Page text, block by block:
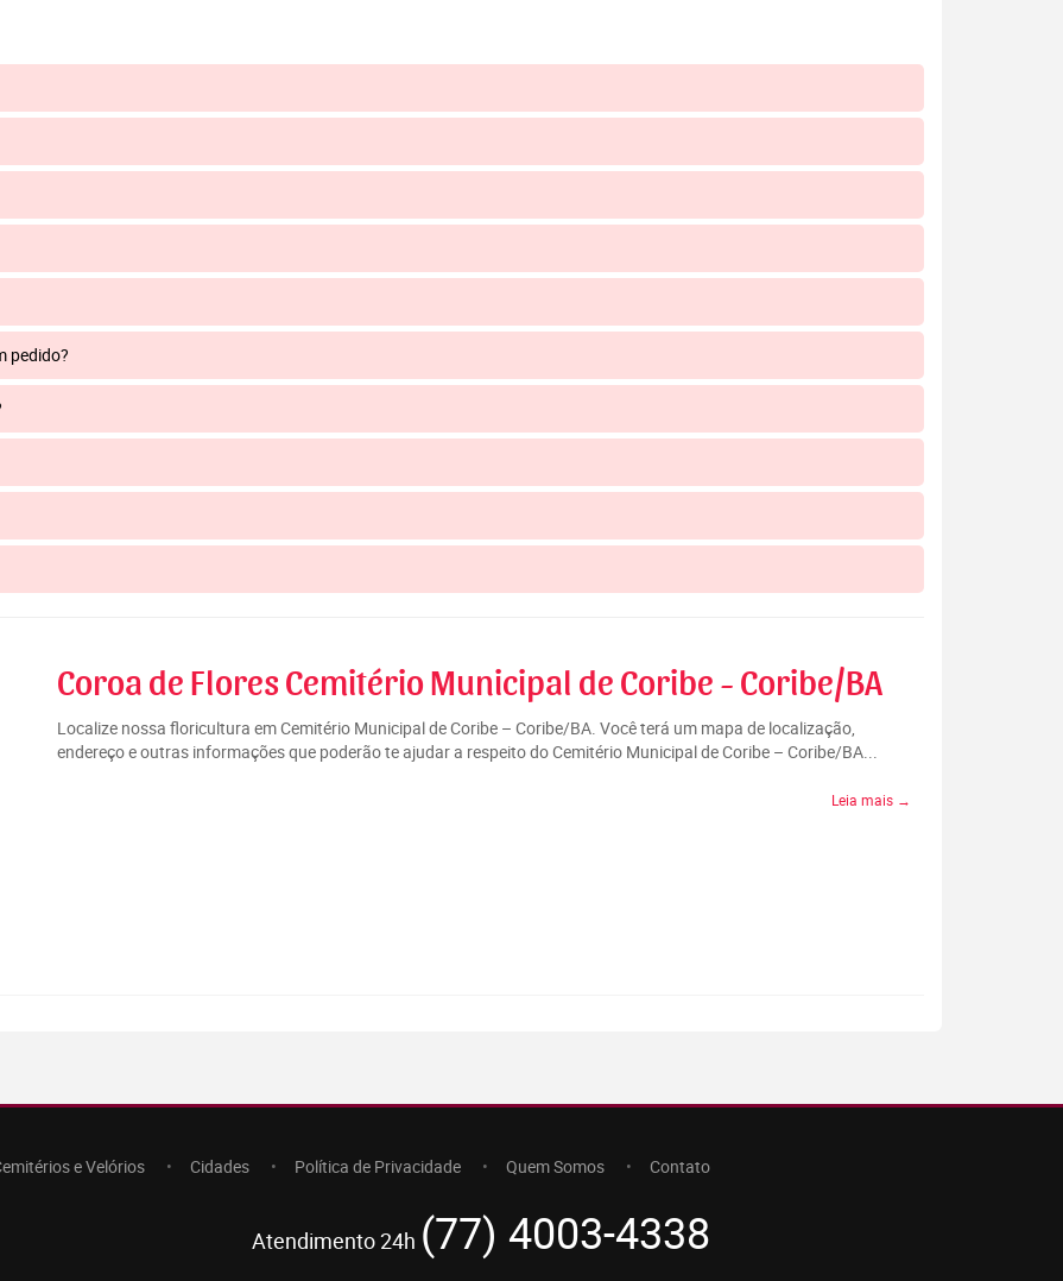
pedido?
Coroa de Flores Cemitério Municipal de Coribe - Coribe/BA
Localize nossa floricultura em Cemitério Municipal de Coribe – Coribe/BA. Você terá um mapa de localização,
endereço e outras informações que poderão te ajudar a respeito do Cemitério Municipal de Coribe – Coribe/BA...
Leia mais →
e Velórios Cidades Política de Privacidade Quem Somos Contato
Atendimento 24h (77) 4003-4338